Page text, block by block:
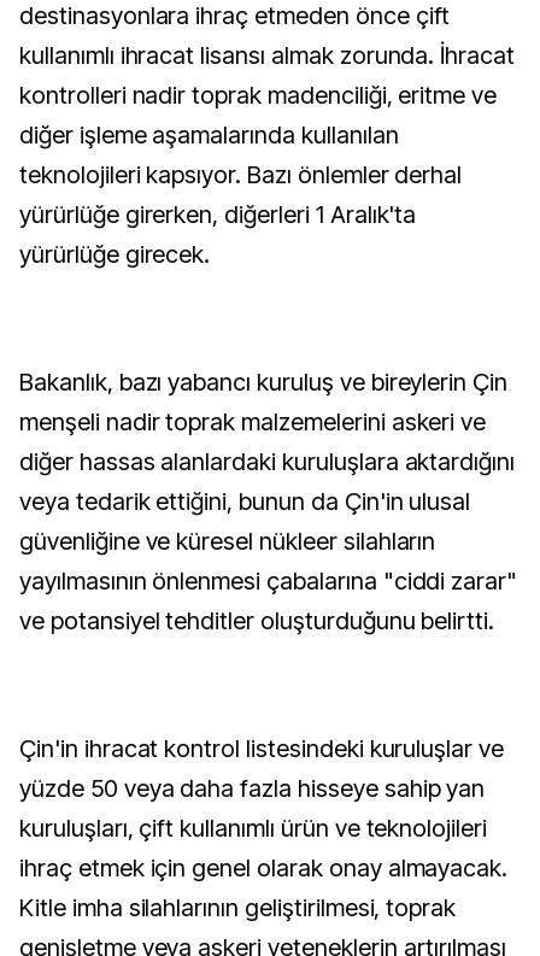
destinasyonlara ihraç etmeden önce çift
kullanımlı ihracat lisansı almak zorunda. İhracat
kontrolleri nadir toprak madenciliği, eritme ve
diğer işleme aşamalarında kullanılan
teknolojileri kapsıyor. Bazı önlemler derhal
yürürlüğe girerken, diğerleri 1 Aralık'ta
yürürlüğe girecek.
Bakanlık, bazı yabancı kuruluş ve bireylerin Çin
menşeli nadir toprak malzemelerini askeri ve
diğer hassas alanlardaki kuruluşlara aktardığını
veya tedarik ettiğini, bunun da Çin'in ulusal
güvenliğine ve küresel nükleer silahların
yayılmasının önlenmesi çabalarına "ciddi zarar"
ve potansiyel tehditler oluşturduğunu belirtti.
Çin'in ihracat kontrol listesindeki kuruluşlar ve
yüzde 50 veya daha fazla hisseye sahip yan
kuruluşları, çift kullanımlı ürün ve teknolojileri
ihraç etmek için genel olarak onay almayacak.
Kitle imha silahlarının geliştirilmesi, toprak
genişletme veya askeri yeteneklerin artırılması